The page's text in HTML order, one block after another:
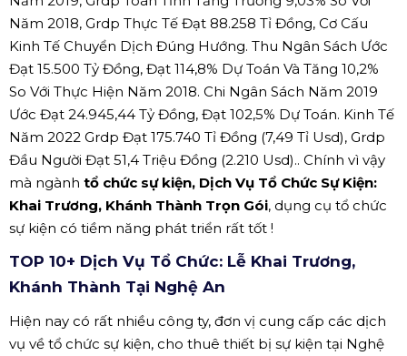
Năm 2018, Grdp Thực Tế Đạt 88.258 Tỉ Đồng, Cơ Cấu
Kinh Tế Chuyển Dịch Đúng Hướng. Thu Ngân Sách Ước
Đạt 15.500 Tỷ Đồng, Đạt 114,8% Dự Toán Và Tăng 10,2%
So Với Thực Hiện Năm 2018. Chi Ngân Sách Năm 2019
Ước Đạt 24.945,44 Tỷ Đồng, Đạt 102,5% Dự Toán. Kinh Tế
Năm 2022 Grdp Đạt 175.740 Tỉ Đồng (7,49 Tỉ Usd), Grdp
Đầu Người Đạt 51,4 Triệu Đồng (2.210 Usd).. Chính vì vậy
mà ngành tổ chức sự kiện, Dịch Vụ Tổ Chức Sự Kiện:
Khai Trương, Khánh Thành Trọn Gói, dụng cụ tổ chức
sự kiện có tiềm năng phát triển rất tốt !
TOP 10+ Dịch Vụ Tổ Chức: Lễ Khai Trương,
Khánh Thành Tại Nghệ An
Hiện nay có rất nhiều công ty, đơn vị cung cấp các dịch
vụ về tổ chức sự kiện, cho thuê thiết bị sự kiện tại Nghệ